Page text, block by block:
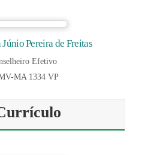
Pereira de Freitas
Efetivo
MA 1334 VP